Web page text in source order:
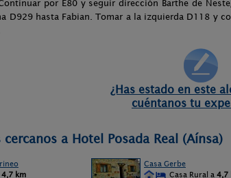
por E80 y seguir dirección Barthe de
D929 hasta Fabian. Tomar a la izquierda D118 y
¿Has estado en este
cuéntanos tu
a Hotel Posada Real (Aínsa)
4,7 km
Casa Gerbe
Casa Rural a 4,7